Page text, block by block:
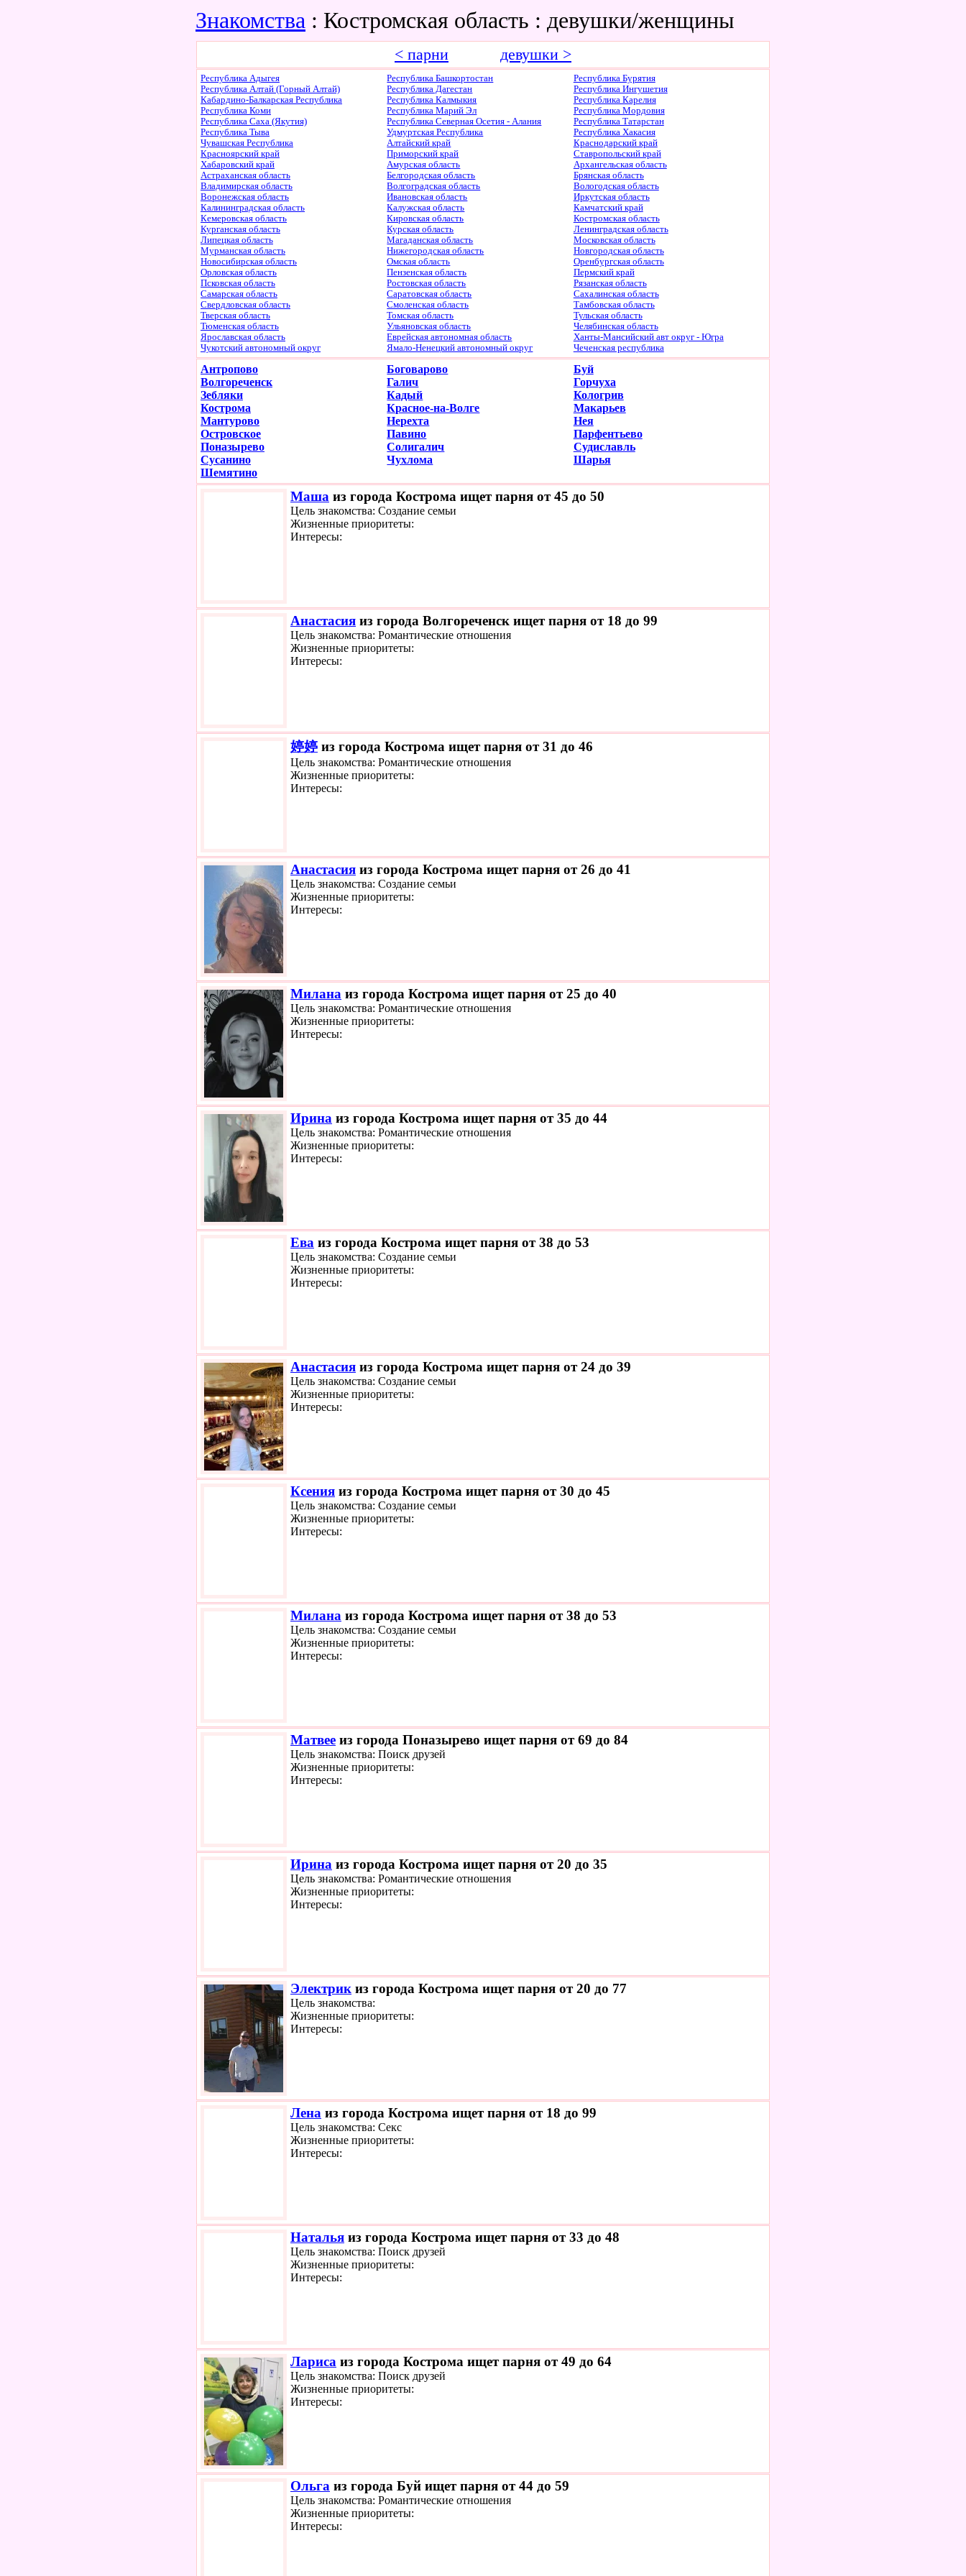
Знакомства : Костромская область : девушки/женщины
< парни девушки >
Республика Адыгея Республика Башкортостан
Республика Бурятия
Республика Алтай (Горный Алтай)
Республика Дагестан
Республика Ингушетия
Кабардино-Балкарская Республика
Республика Калмыкия
Республика Карелия
Республика Коми
Республика Марий Эл
Республика Мордовия
Республика Саха (Якутия)
Республика Северная Осетия - Алания
Республика Татарстан
Республика Тыва
Удмуртская Республика
Республика Хакасия
Чувашская Республика
Алтайский край
Краснодарский край
Красноярский край
Приморский край
Ставропольский край
Хабаровский край
Амурская область
Архангельская область
Астраханская область
Белгородская область
Брянская область
Владимирская область
Волгоградская область
Вологодская область
Воронежская область
Ивановская область
Иркутская область
Калининградская область
Калужская область
Камчатский край
Кемеровская область
Кировская область
Костромская область
Курганская область
Курская область
Ленинградская область
Липецкая область
Магаданская область
Московская область
Мурманская область
Нижегородская область
Новгородская область
Новосибирская область
Омская область
Оренбургская область
Орловская область
Пензенская область
Пермский край
Псковская область
Ростовская область
Рязанская область
Самарская область
Саратовская область
Сахалинская область
Свердловская область
Смоленская область
Тамбовская область
Тверская область
Томская область
Тульская область
Тюменская область
Ульяновская область
Челябинская область
Ярославская область
Еврейская автономная область
Ханты-Мансийский авт округ - Югра
Чукотский автономный округ
Ямало-Ненецкий автономный округ Чеченская республика
Антропово Боговарово
Буй
Волгореченск
Галич
Горчуха
Зебляки
Кадый
Кологрив
Кострома
Красное-на-Волге
Макарьев
Мантурово
Нерехта
Нея
Островское
Павино
Парфентьево
Поназырево
Солигалич
Судиславль
Сусанино
Чухлома
Шарья
Шемятино
Маша из города Кострома ищет парня от 45 до 50
Цель знакомства: Создание семьи
Жизненные приоритеты:
Интересы:
Анастасия из города Волгореченск ищет парня от 18 до 99
Цель знакомства: Романтические отношения
Жизненные приоритеты:
Интересы:
婷婷 из города Кострома ищет парня от 31 до 46
Цель знакомства: Романтические отношения
Жизненные приоритеты:
Интересы:
Анастасия из города Кострома ищет парня от 26 до 41
Цель знакомства: Создание семьи
Жизненные приоритеты:
Интересы:
Милана из города Кострома ищет парня от 25 до 40
Цель знакомства: Романтические отношения
Жизненные приоритеты:
Интересы:
Ирина из города Кострома ищет парня от 35 до 44
Цель знакомства: Романтические отношения
Жизненные приоритеты:
Интересы:
Ева из города Кострома ищет парня от 38 до 53
Цель знакомства: Создание семьи
Жизненные приоритеты:
Интересы:
Анастасия из города Кострома ищет парня от 24 до 39
Цель знакомства: Создание семьи
Жизненные приоритеты:
Интересы:
Ксения из города Кострома ищет парня от 30 до 45
Цель знакомства: Создание семьи
Жизненные приоритеты:
Интересы:
Милана из города Кострома ищет парня от 38 до 53
Цель знакомства: Создание семьи
Жизненные приоритеты:
Интересы:
Матвее из города Поназырево ищет парня от 69 до 84
Цель знакомства: Поиск друзей
Жизненные приоритеты:
Интересы:
Ирина из города Кострома ищет парня от 20 до 35
Цель знакомства: Романтические отношения
Жизненные приоритеты:
Интересы:
Электрик из города Кострома ищет парня от 20 до 77
Цель знакомства:
Жизненные приоритеты:
Интересы:
Лена из города Кострома ищет парня от 18 до 99
Цель знакомства: Секс
Жизненные приоритеты:
Интересы:
Наталья из города Кострома ищет парня от 33 до 48
Цель знакомства: Поиск друзей
Жизненные приоритеты:
Интересы:
Лариса из города Кострома ищет парня от 49 до 64
Цель знакомства: Поиск друзей
Жизненные приоритеты:
Интересы:
Ольга из города Буй ищет парня от 44 до 59
Цель знакомства: Романтические отношения
Жизненные приоритеты:
Интересы: